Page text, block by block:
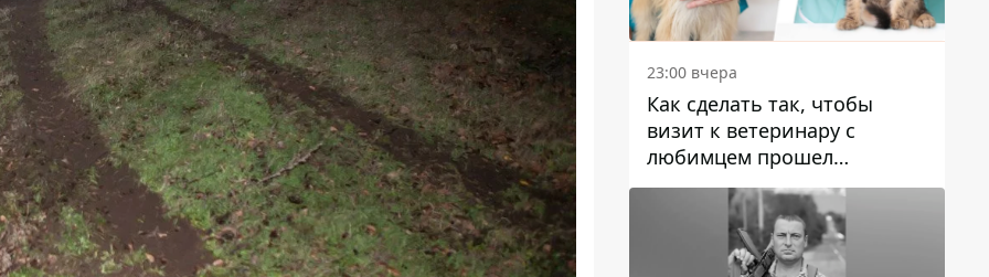
23:00 вчера
Как сделать так, чтобы
визит к ветеринару с
любимцем прошел
спокойно: простые советы